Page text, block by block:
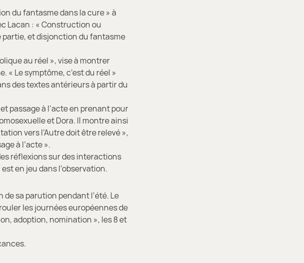
du fantasme dans la cure » à
Lacan : « Construction ou
et disjonction du fantasme
au réel », vise à montrer
« Le symptôme, c’est du réel »
des textes antérieurs à partir du
passage à l’acte en prenant pour
et Dora. Il montre ainsi
vers l’Autre doit être relevé »,
à l’acte ».
réflexions sur des interactions
en jeu dans l’observation.
sa parution pendant l’été. Le
les journées européennes de
adoption, nomination », les 8 et